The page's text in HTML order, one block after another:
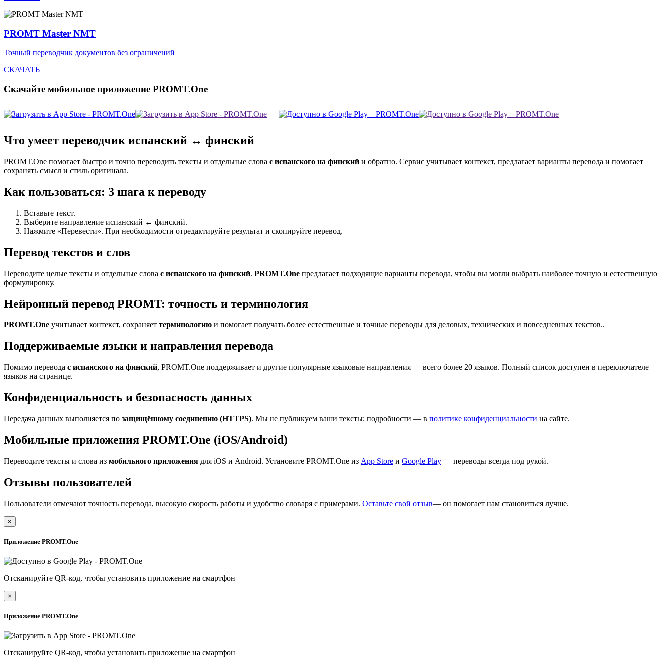
PROMT Master NMT
Точный переводчик документов без ограничений
СКАЧАТЬ
Скачайте мобильное приложение PROMT.One
Что умеет переводчик испанский ↔ финский
PROMT.One помогает быстро и точно переводить тексты и отдельные слова с испанского на финский и обратно. Сервис учитывает контекст, предлагает варианты перевода и помогает
сохранять смысл и стиль оригинала.
Как пользоваться: 3 шага к переводу
Вставьте текст.
Выберите направление испанский ↔ финский.
Нажмите «Перевести». При необходимости отредактируйте результат и скопируйте перевод.
Перевод текстов и слов
Переводите целые тексты и отдельные слова с испанского на финский. PROMT.One предлагает подходящие варианты перевода, чтобы вы могли выбрать наиболее точную и естественную
формулировку.
Нейронный перевод PROMT: точность и терминология
PROMT.One учитывает контекст, сохраняет терминологию и помогает получать более естественные и точные переводы для деловых, технических и повседневных текстов..
Поддерживаемые языки и направления перевода
Помимо перевода с испанского на финский, PROMT.One поддерживает и другие популярные языковые направления — всего более 20 языков. Полный список доступен в переключателе
языков на странице.
Конфиденциальность и безопасность данных
Передача данных выполняется по защищённому соединению (HTTPS). Мы не публикуем ваши тексты; подробности — в политике конфиденциальности на сайте.
Мобильные приложения PROMT.One (iOS/Android)
Переводите тексты и слова из мобильного приложения для iOS и Android. Установите PROMT.One из App Store и Google Play — переводы всегда под рукой.
Отзывы пользователей
Пользователи отмечают точность перевода, высокую скорость работы и удобство словаря с примерами. Оставьте свой отзыв— он помогает нам становиться лучше.
×
Приложение PROMT.One
Отсканируйте QR-код, чтобы установить приложение на смартфон
×
Приложение PROMT.One
Отсканируйте QR-код, чтобы установить приложение на смартфон